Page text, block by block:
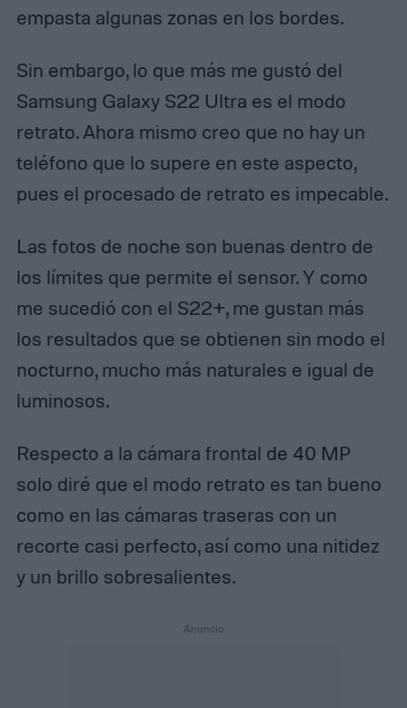
empasta algunas zonas en los bordes.
Sin embargo, lo que más me gustó del
Samsung Galaxy S22 Ultra es el modo
retrato. Ahora mismo creo que no hay un
teléfono que lo supere en este aspecto,
pues el procesado de retrato es impecable.
Las fotos de noche son buenas dentro de
los límites que permite el sensor. Y como
me sucedió con el S22+, me gustan más
los resultados que se obtienen sin modo el
nocturno, mucho más naturales e igual de
luminosos.
Respecto a la cámara frontal de 40 MP
solo diré que el modo retrato es tan bueno
como en las cámaras traseras con un
recorte casi perfecto, así como una nitidez
y un brillo sobresalientes.